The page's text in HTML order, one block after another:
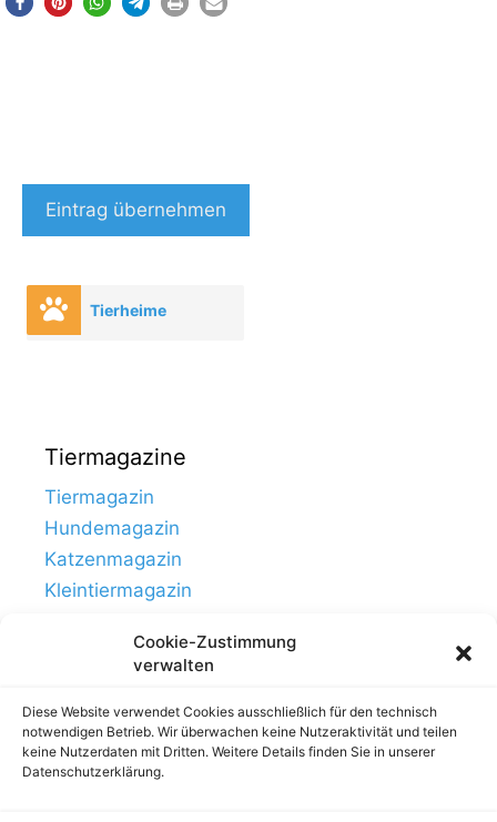
Cookie-Zustimmung
verwalten
Diese Website verwendet Cookies ausschließlich für den technisch
notwendigen Betrieb. Wir überwachen keine Nutzeraktivität und teilen
keine Nutzerdaten mit Dritten. Weitere Details finden Sie in unserer
Datenschutzerklärung.
Eintrag übernehmen
Tierheime
Tiermagazine
Tiermagazin
Hundemagazin
Katzenmagazin
Kleintiermagazin